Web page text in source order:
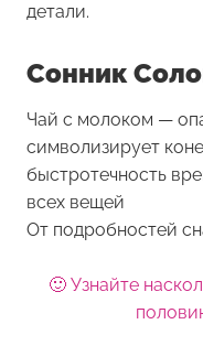
детали.
Сонник
Чай с молоком —
символизирует
быстротечность
всех вещей
От подробностей
🙂 Узнайте